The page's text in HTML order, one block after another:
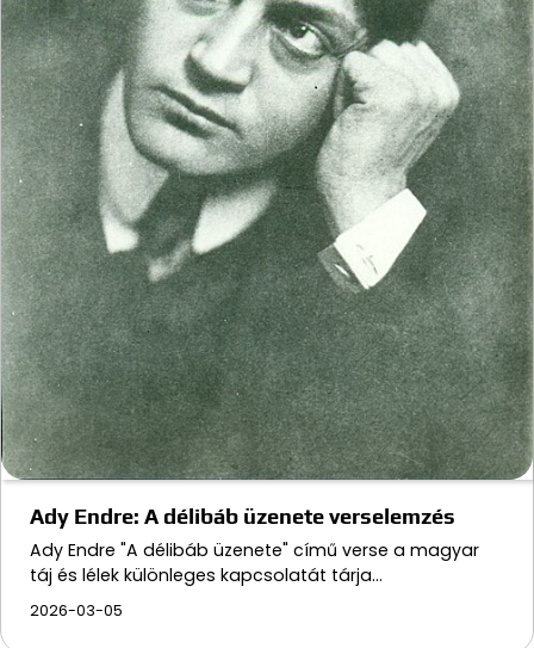
Ady Endre: A délibáb üzenete verselemzés
Ady Endre "A délibáb üzenete" című verse a magyar
táj és lélek különleges kapcsolatát tárja…
2026-03-05